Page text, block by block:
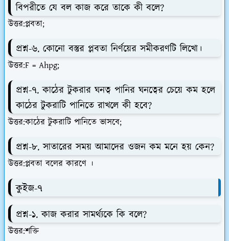
বিপরীতে যে বল কাজ করে তাকে কী বলে?
উত্তর:প্লবতা;
প্রশ্ন-৬. কোনো বস্তুর প্লবতা নির্ণয়ের সমীকরণটি লিখো।
উত্তর:F = Ahpg;
প্রশ্ন-৭. কাঠের টুকরার ঘনত্ব পানির ঘনত্বের চেয়ে কম হলে
কাঠের টুকরাটি পানিতে রাখলে কী হবে?
উত্তর:কাঠের টুকরাটি পানিতে ভাসবে;
প্রশ্ন-৮. সাতারের সময় আমাদের ওজন কম মনে হয় কেন?
উত্তর:প্লবতা বলের কারণে ।
কুইজ-৭
প্রশ্ন-১. কাজ করার সামর্থ্যকে কি বলে?
উত্তর:শক্তি